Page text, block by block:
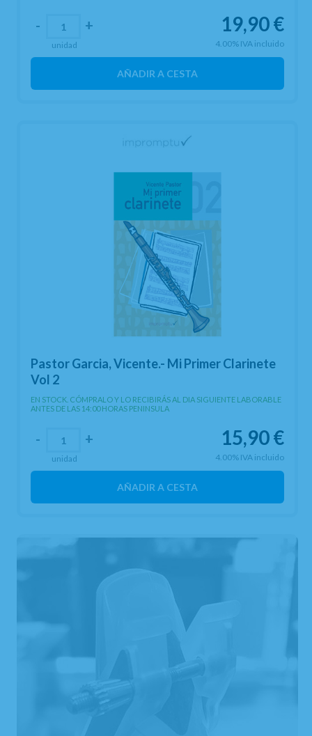
19,90€
4.00% IVA incluido
- +
unidad
AÑADIR A CESTA
Pastor Garcia, Vicente.- Mi Primer Clarinete
Vol 2
EN STOCK. CÓMPRALO Y LO RECIBIRÁS AL DIA SIGUIENTE LABORABLE
ANTES DE LAS 14:00 HORAS PENINSULA
15,90€
4.00% IVA incluido
- +
unidad
AÑADIR A CESTA